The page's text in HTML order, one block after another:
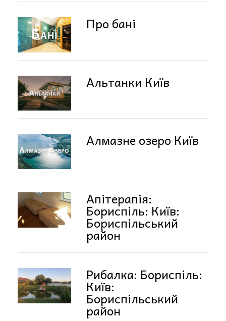
Про бані
Альтанки Київ
Алмазне озеро Київ
Апітерапія:
Бориспіль: Київ:
Бориспільський
район
Рибалка: Бориспіль:
Київ:
Бориспільський
район